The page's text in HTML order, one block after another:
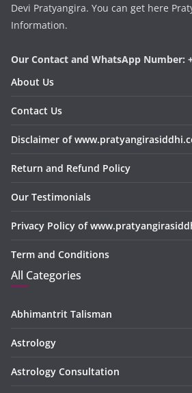
Devi Pratyangira. You can get here
Information.
Our Contact and WhatsApp Number:
About Us
Contact Us
Disclaimer of
Return and Refund Policy
Our Testimonials
Privacy Policy of
Term and Conditions
All Categories
Abhimantrit Talisman
Astrology
Astrology Consultation